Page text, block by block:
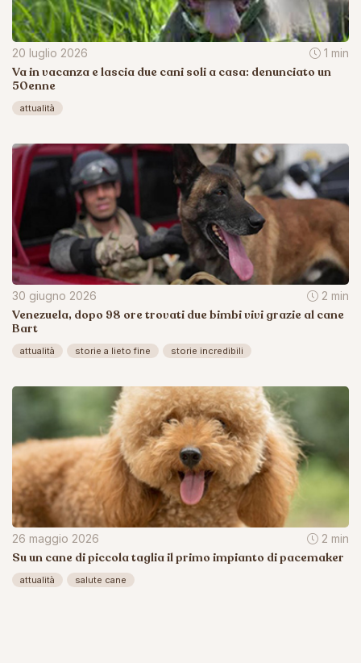
20 luglio 2026 1 min
Va in vacanza e lascia due cani soli a casa: denunciato un
50enne
attualità
30 giugno 2026 2 min
Venezuela, dopo 98 ore trovati due bimbi vivi grazie al cane
Bart
attualità storie a lieto fine storie incredibili
26 maggio 2026 2 min
Su un cane di piccola taglia il primo impianto di pacemaker
attualità salute cane